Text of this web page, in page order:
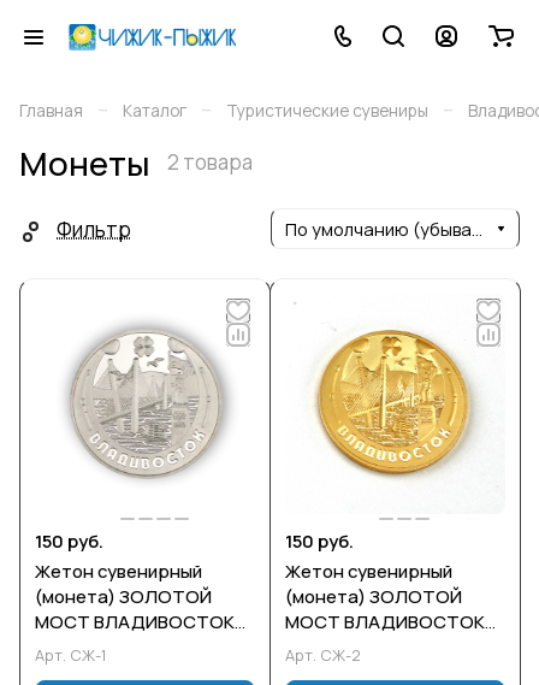
Главная – Каталог – Туристические сувениры –
Монеты 2 товара
Фильтр По умолчанию (убывание)
150 руб.
Жетон сувенирный
(монета) ЗОЛОТОЙ
МОСТ ВЛАДИВОСТОК
серебро
Арт. СЖ-1
150 руб.
Жетон сувенирный
(монета) ЗОЛОТОЙ
МОСТ ВЛАДИВОСТОК
золото
Арт. СЖ-2